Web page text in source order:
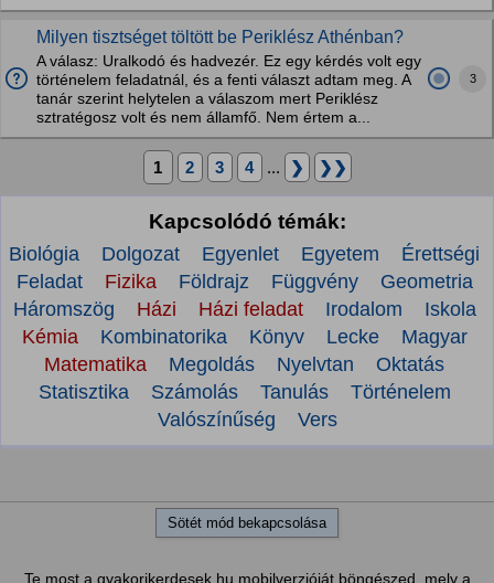
Milyen tisztséget töltött be Periklész Athénban?
A válasz: Uralkodó és hadvezér. Ez egy kérdés volt egy
történelem feladatnál, és a fenti választ adtam meg. A
tanár szerint helytelen a válaszom mert Periklész
sztratégosz volt és nem államfő. Nem értem a...
3
1 2 3 4 ... ❯ ❯❯
Kapcsolódó témák:
Biológia Dolgozat Egyenlet Egyetem
Érettségi
Feladat
Fizika Földrajz Függvény
Geometria
Háromszög
Házi Házi feladat Irodalom
Iskola
Kémia
Kombinatorika Könyv Lecke
Magyar
Matematika
Megoldás Nyelvtan
Oktatás
Statisztika
Számolás Tanulás
Történelem
Valószínűség
Vers
Sötét mód bekapcsolása
Te most a gyakorikerdesek.hu mobilverzióját böngészed, mely a